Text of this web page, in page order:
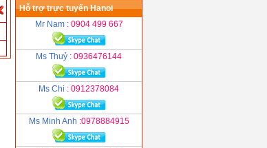
Hỗ trợ trực tuyến Hanoi
Mr Nam : 0904 499 667
Ms Thuỷ : 0936476144
Ms Chi : 0912378084
Ms Minh Anh :0978884915